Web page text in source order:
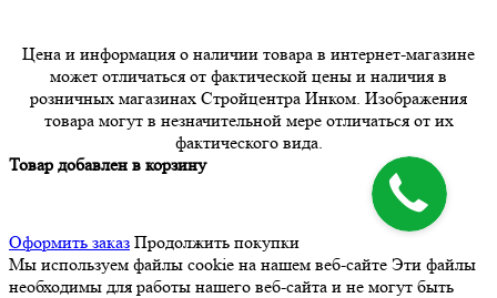
Цена и информация о наличии товара в интернет-магазине
может отличаться от фактической цены и наличия в
розничных магазинах Стройцентра Инком. Изображения
товара могут в незначительной мере отличаться от их
фактического вида.
Товар добавлен в корзину
Оформить заказ Продолжить покупки
Мы используем файлы cookie на нашем веб-сайте Эти файлы
необходимы для работы нашего веб-сайта и не могут быть